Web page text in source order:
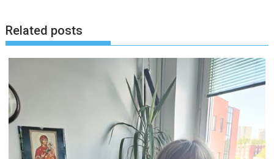
Related posts